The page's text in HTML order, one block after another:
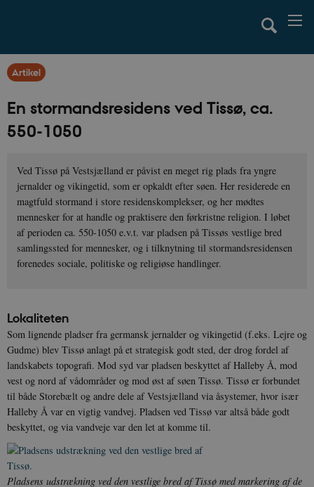
Artikel
En stormandsresidens ved Tissø, ca.
550-1050
Ved Tissø på Vestsjælland er påvist en meget rig plads fra yngre
jernalder og vikingetid, som er opkaldt efter søen. Her residerede en
magtfuld stormand i store residenskomplekser, og her mødtes
mennesker for at handle og praktisere den førkristne religion. I løbet
af perioden ca. 550-1050 e.v.t. var pladsen på Tissøs vestlige bred
samlingssted for mennesker, og i tilknytning til stormandsresidensen
forenedes sociale, politiske og religiøse handlinger.
Lokaliteten
Som lignende pladser fra germansk jernalder og vikingetid (f.eks. Lejre og
Gudme) blev Tissø anlagt på et strategisk godt sted, der drog fordel af
landskabets topografi. Mod syd var pladsen beskyttet af Halleby Å, mod
vest og nord af vådområder og mod øst af søen Tissø. Tissø er forbundet
til både Storebælt og andre dele af Vestsjælland via åsystemer, hvor især
Halleby Å var en vigtig vandvej. Pladsen ved Tissø var altså både godt
beskyttet, og via vandveje var den let at komme til.
Pladsens udstrækning ved den vestlige bred af Tissø med markering af de